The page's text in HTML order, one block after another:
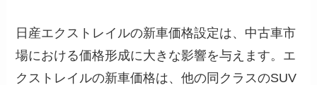
日産エクストレイルの新車価格設定は、中古車市
場における価格形成に大きな影響を与えます。エ
クストレイルの新車価格は、他の同クラスのSUV